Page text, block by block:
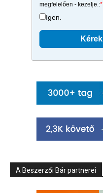
megfelelően - kezelje.:*
Igen.
A Beszerzői Bár partnerei